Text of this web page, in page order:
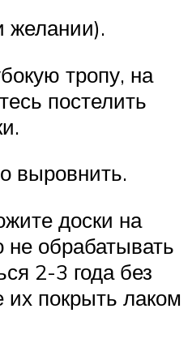
желании).
тропу, на
постелить
выровнить.
доски на
обрабатывать
2-3 года без
покрыть лаком